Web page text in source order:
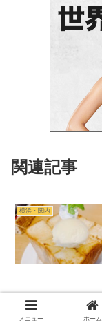
関連記事
横浜・関内
メニュー ホーム